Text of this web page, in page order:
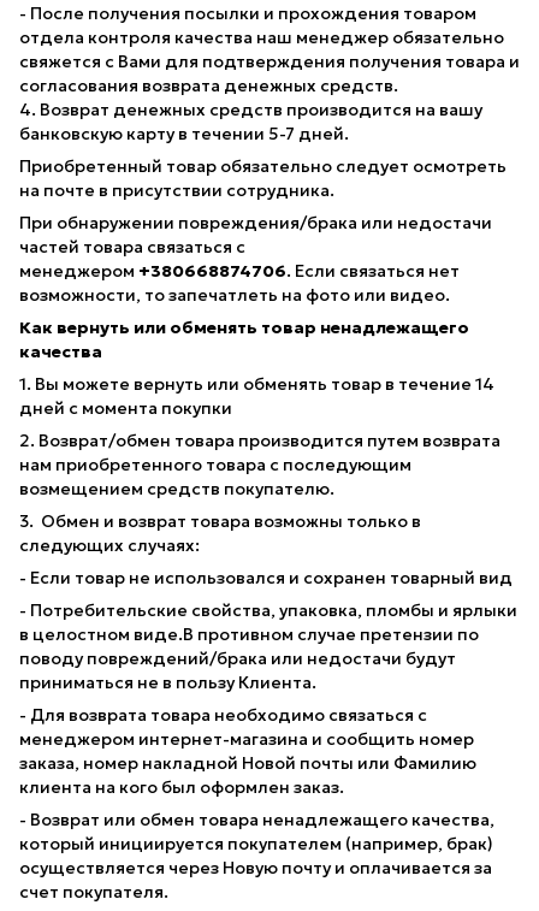
- После получения посылки и прохождения товаром
отдела контроля качества наш менеджер обязательно
свяжется с Вами для подтверждения получения товара и
согласования возврата денежных средств.
4. Возврат денежных средств производится на вашу
банковскую карту в течении 5-7 дней.
Приобретенный товар обязательно следует осмотреть
на почте в присутствии сотрудника.
При обнаружении повреждения/брака или недостачи
частей товара связаться с
менеджером +380668874706. Если связаться нет
возможности, то запечатлеть на фото или видео.
Как вернуть или обменять товар ненадлежащего
качества
1. Вы можете вернуть или обменять товар в течение 14
дней с момента покупки
2. Возврат/обмен товара производится путем возврата
нам приобретенного товара с последующим
возмещением средств покупателю.
3. Обмен и возврат товара возможны только в
следующих случаях:
- Если товар не использовался и сохранен товарный вид
- Потребительские свойства, упаковка, пломбы и ярлыки
в целостном виде.В противном случае претензии по
поводу повреждений/брака или недостачи будут
приниматься не в пользу Клиента.
- Для возврата товара необходимо связаться с
менеджером интернет-магазина и сообщить номер
заказа, номер накладной Новой почты или Фамилию
клиента на кого был оформлен заказ.
- Возврат или обмен товара ненадлежащего качества,
который инициируется покупателем (например, брак)
осуществляется через Новую почту и оплачивается за
счет покупателя.